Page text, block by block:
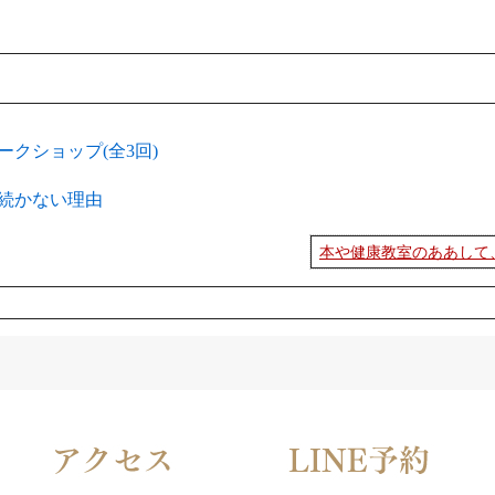
クショップ(全3回)
かない理由
本や健康教室のああし